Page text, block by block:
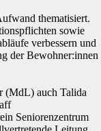
thematisiert.
sowie
verbessern und
der Bewohner:innen
(MdL) auch Talida
Seniorenzentrum